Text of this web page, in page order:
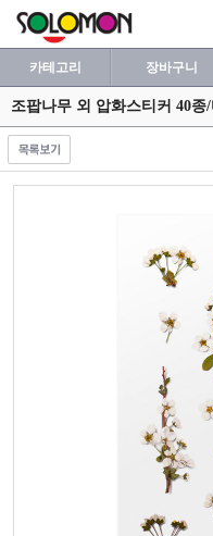
카테고리 장바구니
조팝나무 외 압화스티커 40